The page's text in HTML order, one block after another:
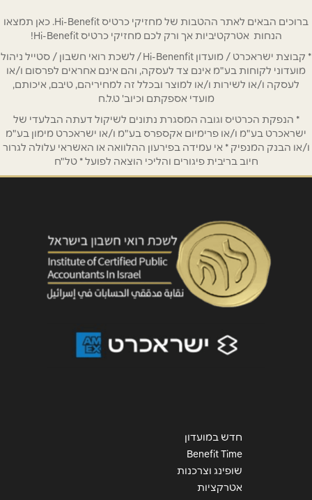
טלפון*
אימייל *
אנא חזרו אלי בקשר ל...
הודעה *
שליחה
ברוכים הבאים לאתר ההטבות של מחזיקי כרטיס Hi-Benefit. כאן תמצאו
הנחות אטרקטיביות אך ורק לכם מחזיקי כרטיס Hi-Benefit!
* קבוצת ישראכרט / מועדון Hi-Benenfit / לשכת רואי חשבון / סטייל ניהול
מועדוני לקוחות בע"מ אינם צד לעסקה, והם אינם אחראים לפרסום ו/או
לעסקה ו/או לשירות ו/או למוצר ובכלל זה למחיריהם, טיבם, איכותם,
מועדי אספקתם וכיוב' ט.ל.ח
* הנפקת הכרטיס וגובה המסגרת נתונים לשיקול דעתה הבלעדי של
ישראכרט בע"מ ו/או פרימיום אקספרס בע"מ ו/או ישראכרט מימון בע"מ
ו/או הבנק המנפיק * אי עמידה בפירעון ההלוואה או האשראי עלולה לגרור
חיוב בריבית פיגורים והליכי הוצאה לפועל * טל"ח
חדש במועדון
Benefit Time
שופינג וצרכנות
אטרקציות